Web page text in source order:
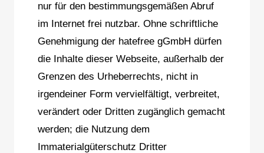
nur für den bestimmungsgemäßen Abruf
im Internet frei nutzbar. Ohne schriftliche
Genehmigung der hatefree gGmbH dürfen
die Inhalte dieser Webseite, außerhalb der
Grenzen des Urheberrechts, nicht in
irgendeiner Form vervielfältigt, verbreitet,
verändert oder Dritten zugänglich gemacht
werden; die Nutzung dem
Immaterialgüterschutz Dritter